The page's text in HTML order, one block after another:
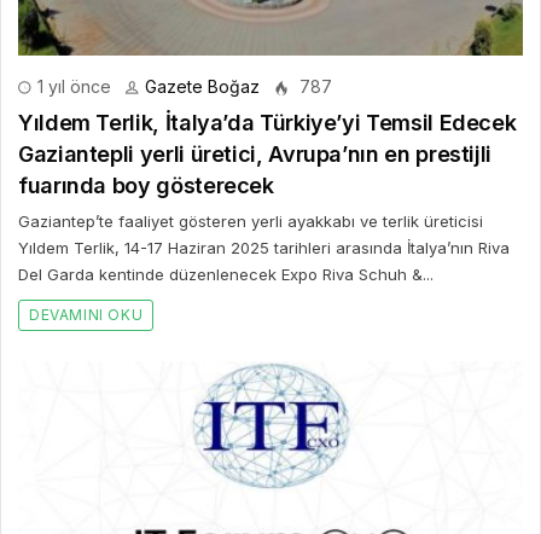
1 yıl önce Gazete Boğaz 787
Yıldem Terlik, İtalya’da Türkiye’yi Temsil Edecek
Gaziantepli yerli üretici, Avrupa’nın en prestijli
fuarında boy gösterecek
Gaziantep’te faaliyet gösteren yerli ayakkabı ve terlik üreticisi
Yıldem Terlik, 14-17 Haziran 2025 tarihleri arasında İtalya’nın Riva
Del Garda kentinde düzenlenecek Expo Riva Schuh &...
DEVAMINI OKU